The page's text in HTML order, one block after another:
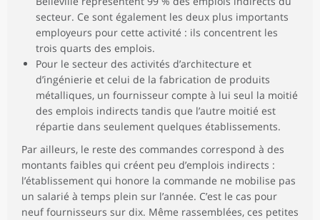
secteur. Ce sont également les deux plus importants
employeurs pour cette activité : ils concentrent les
trois quarts des emplois.
Pour le secteur des activités d’architecture et
d’ingénierie et celui de la fabrication de produits
métalliques, un fournisseur compte à lui seul la moitié
des emplois indirects tandis que l’autre moitié est
répartie dans seulement quelques établissements.
Par ailleurs, le reste des commandes correspond à des
montants faibles qui créent peu d’emplois indirects :
l’établissement qui honore la commande ne mobilise pas
un salarié à temps plein sur l’année. C’est le cas pour
neuf fournisseurs sur dix. Même rassemblées, ces petites